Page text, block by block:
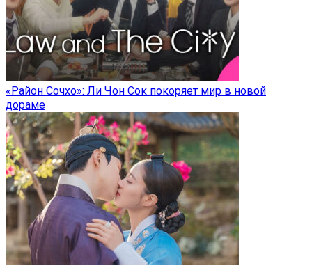
«Район Сочхо»: Ли Чон Сок покоряет мир в новой
дораме